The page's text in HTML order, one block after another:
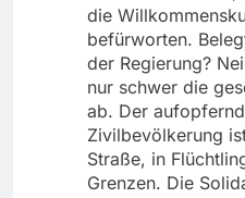
die
befürworten.
der Regierung?
nur schwer die
ab. Der
Zivilbevölkerung
Straße, in
Grenzen. Die